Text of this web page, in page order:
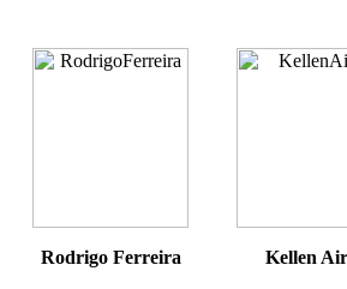
Rodrigo Ferreira
Kellen